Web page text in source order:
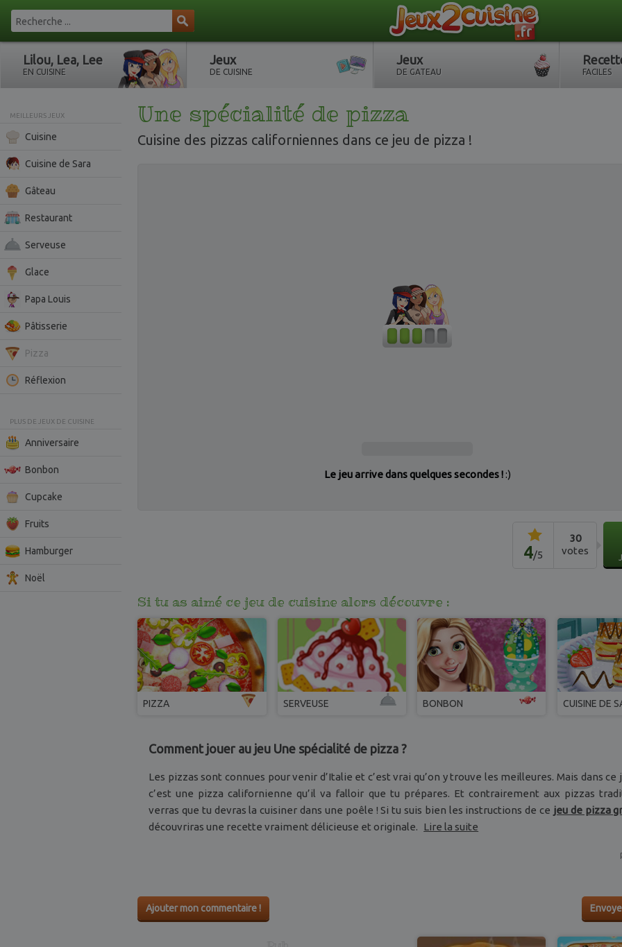
Lilou, Lea, Lee
EN CUISINE
Jeux
DE CUISINE
Jeux
DE GATEAU FACILES
MEILLEURS JEUX
Cuisine
Cuisine de Sara
Gâteau
Restaurant
Serveuse
Glace
Papa Louis
Pâtisserie
Pizza
Réflexion
PLUS DE JEUX DE CUISINE
Anniversaire
Bonbon
Cupcake
Fruits
Hamburger
Noël
Une spécialité de pizza
Cuisine des pizzas californiennes dans ce jeu de pizza !
Le jeu arrive dans quelques secondes !:)
4/5
30
votes
Si tu as aimé ce jeu de cuisine alors découvre :
PIZZA SERVEUSE BONBON CUISINE DE
Comment jouer au jeu Une spécialité de pizza ?
Les pizzas sont connues pour venir d’Italie et c’est vrai qu’on y trouve les meilleures. Mais dans ce
c’est une pizza californienne qu’il va falloir que tu prépares. Et contrairement aux pizzas
verras que tu devras la cuisiner dans une poêle ! Si tu suis bien les instructions de ce jeu de pizza
découvriras une recette vraiment délicieuse et originale. Lire la suite
Ajouter mon commentaire !